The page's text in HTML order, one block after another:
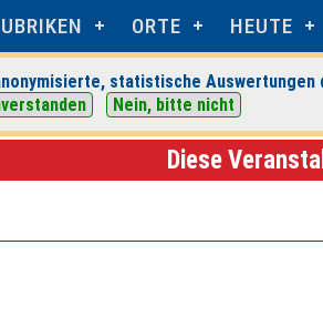
ORTE HEUTE
statistische
Nein, bitte nicht
>Leipziger Tanztheater e. V.
Diese